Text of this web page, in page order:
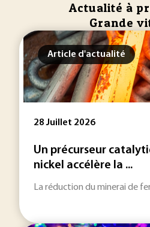
Actualité à
Grande
Article d'actualité
28 Juillet 2026
Un précurseur
nickel accélère la ...
La réduction du minerai de